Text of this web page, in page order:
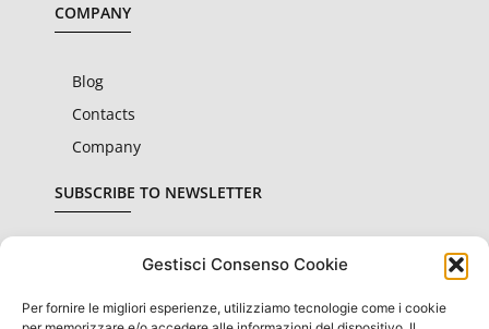
Gestisci Consenso Cookie
Per fornire le migliori esperienze, utilizziamo tecnologie come i cookie
COMPANY
Blog
Contacts
Company
SUBSCRIBE TO NEWSLETTER
I declare that I have read and accepted theprivacy